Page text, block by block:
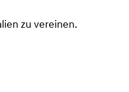
zu vereinen.